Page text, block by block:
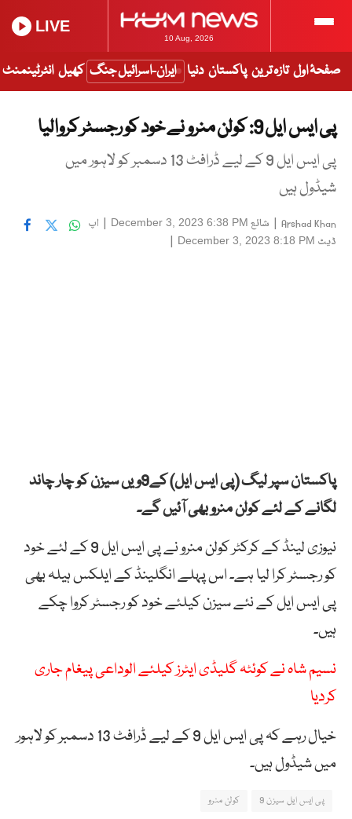
10 Aug, 2026
LIVE
صفحۂ اول تازہ ترین پاکستان دنیا ایران-اسرائیل جنگ کھیل انٹرٹینمنٹ
پی ایس ایل 9: کولن منرو نے خود کو رجسٹر کروالیا
پی ایس ایل 9 کے لیے ڈرافٹ 13 دسمبر کو لاہور میں
شیڈول ہیں
Arshad Khan
| شائع December 3, 2023 6:38 PM
| اپ
ڈیٹ December 3, 2023 8:18 PM
|
پاکستان سپر لیگ (پی ایس ایل) کے9ویں سیزن کو چار چاند
لگانے کے لئے کولن منرو بھی آئیں گے۔
نیوزی لینڈ کے کرکٹر کولن منرو نے پی ایس ایل 9 کے لئے خود
کو رجسٹر کرا لیا ہے۔ اس پہلے انگلینڈ کے ایلکس ہیلہ بھی
پی ایس ایل کے نئے سیزن کیلئے خود کو رجسٹر کروا چکے
ہیں۔
نسیم شاہ نے کوئٹہ گلیڈی ایٹرز کیلئے الوداعی پیغام جاری
کردیا
خیال رہے کہ پی ایس ایل 9 کے لیے ڈرافٹ 13 دسمبر کو لاہور
میں شیڈول ہیں۔
پی ایس ایل سیزن 9 کولن منرو